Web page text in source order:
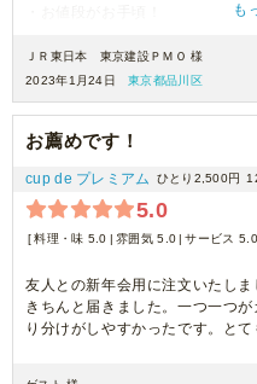
・事前の相談にも臨機応変かつ親
という点で、参加者の皆さまも
是非また活用させていただきたい
本当にありがとうございました。
も
ＪＲ東日本 東京建設ＰＭＯ 様
2023年1月24日
東京都品川区
お薦めです！
cup de プレミアム ひとり2,500円
5.0
料理・味 5.0 雰囲気 5.0 サービス 5.0
友人との新年会用に注文いたし
きちんと届きました。一つ一つ
り分けがしやすかったです。とて